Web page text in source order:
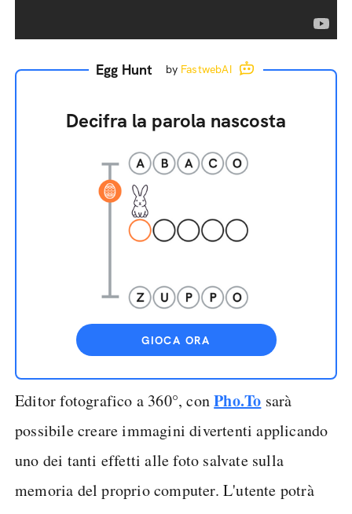
Egg Hunt by FastwebAI
Decifra la parola nascosta
GIOCA ORA
Editor fotografico a 360°, conPho.To sarà
possibile creare immagini divertenti applicando
uno dei tanti effetti alle foto salvate sulla
memoria del proprio computer. L'utente potrà